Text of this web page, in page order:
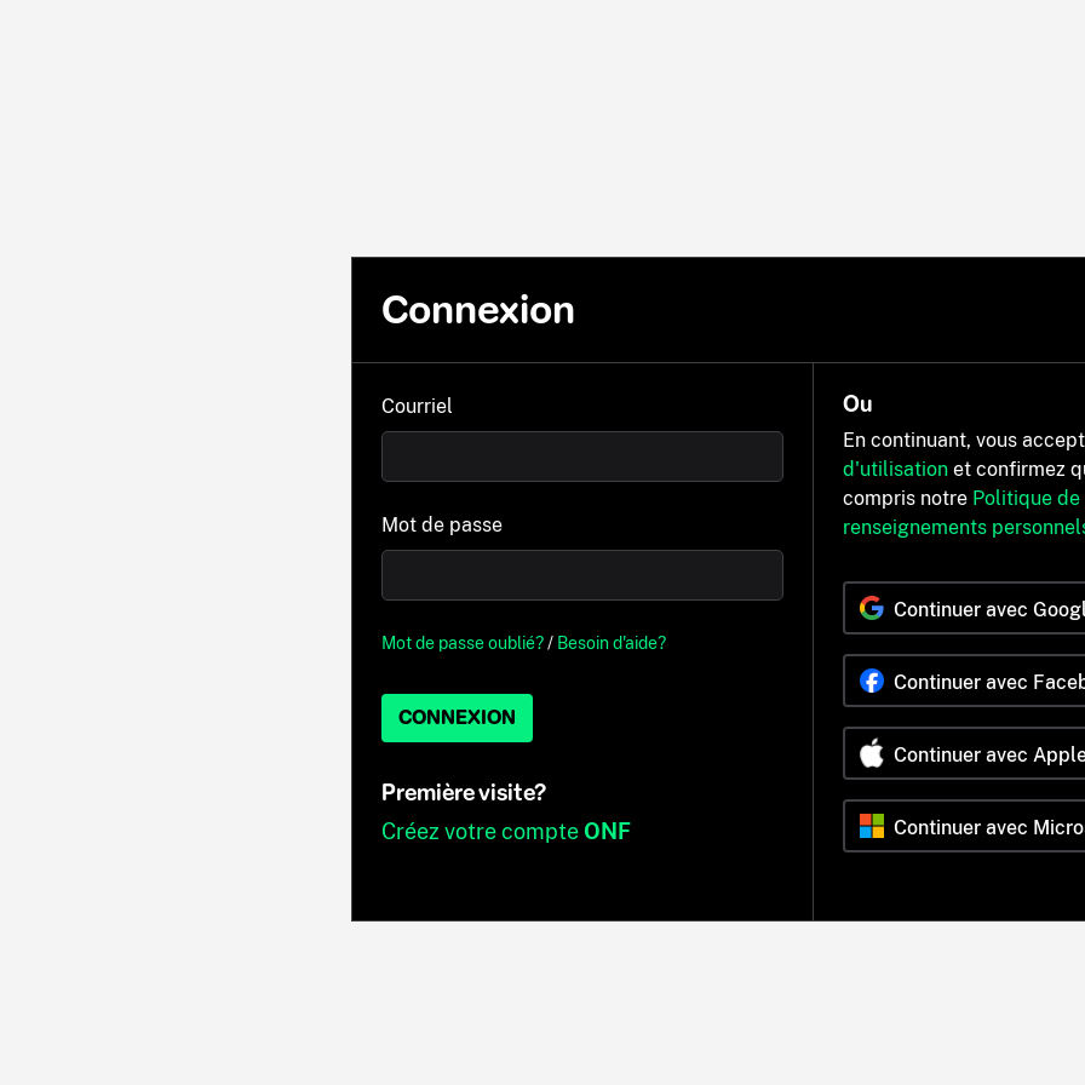
Connexion
Courriel
Mot de passe
Mot de passe oublié?/ Besoin d'aide?
CONNEXION
Première visite?
Créez votre compteONF
Ou
En continuant, vous
d'utilisation et confirmez
compris notre Politique
renseignements
Continuer avec
Continuer avec
Continuer avec
Continuer avec